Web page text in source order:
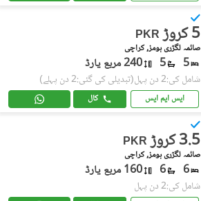
PKR 5 کروڑ
صائمہ لگژری ہومز, کراچی
5
5 240 مربع یارڈ
شامل کی:2 دن پہل (تبدیلی کی گئی:2 دن پہلے)
ایس ایم ایس کال
PKR 3.5 کروڑ
صائمہ لگژری ہومز, کراچی
6
6 160 مربع یارڈ
شامل کی:2 دن پہل